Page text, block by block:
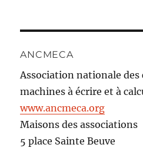
ANCMECA
Association nationale
machines à écrire et à
www.ancmeca.org
Maisons des associations
5 place Sainte Beuve